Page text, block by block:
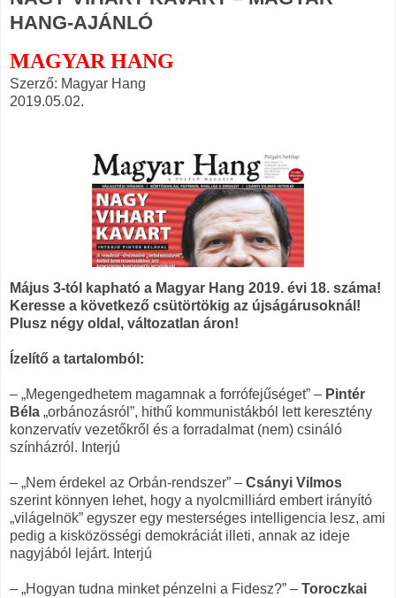
HANG-AJÁNLÓ
MAGYAR HANG
Szerző: Magyar Hang
2019.05.02.
Május 3-tól kapható a Magyar Hang 2019. évi 18. száma!
Keresse a következő csütörtökig az újságárusoknál!
Plusz négy oldal, változatlan áron!
Ízelítő a tartalomból:
– „Megengedhetem magamnak a forrófejűséget” – Pintér
Béla „orbánozásról”, hithű kommunistákból lett keresztény
konzervatív vezetőkről és a forradalmat (nem) csináló
színházról. Interjú
– „Nem érdekel az Orbán-rendszer” – Csányi Vilmos
szerint könnyen lehet, hogy a nyolcmilliárd embert irányító
„világelnök” egyszer egy mesterséges intelligencia lesz, ami
pedig a kisközösségi demokráciát illeti, annak az ideje
nagyjából lejárt. Interjú
– „Hogyan tudna minket pénzelni a Fidesz?” – Toroczkai